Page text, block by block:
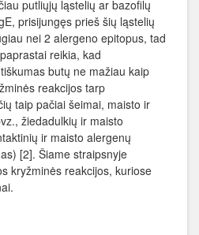
putliųjų ląstelių ar bazofilų
prisijungęs prieš šių ląstelių
nei 2 alergeno epitopus, tad
reikia, kad
butų ne mažiau kaip
reakcijos tarp
taip pačiai šeimai, maisto ir
žiedadulkių ir maisto
ir maisto alergenų
[2]. Šiame straipsnyje
kryžminės reakcijos, kuriose